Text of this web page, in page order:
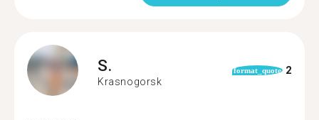
S.
Krasnogorsk
format_quote 2